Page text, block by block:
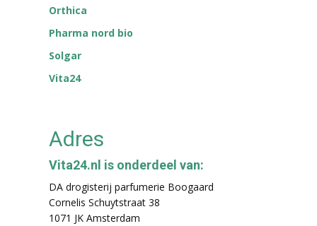
Orthica
Pharma nord bio
Solgar
Vita24
Adres
Vita24.nl is onderdeel van:
DA drogisterij parfumerie Boogaard
Cornelis Schuytstraat 38
1071 JK Amsterdam